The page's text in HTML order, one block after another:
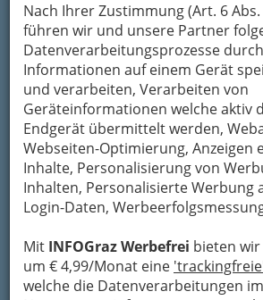
Nach Ihrer Zustimmung (Art. 6 Abs.
führen wir und unsere Partner
Datenverarbeitungsprozesse
Informationen auf einem Gerät
und verarbeiten, Verarbeiten von
Geräteinformationen welche aktiv
Endgerät übermittelt werden,
Webseiten-Optimierung, Anzeigen
Inhalte, Personalisierung von
Inhalten, Personalisierte Werbung
Login-Daten,
Mit INFOGraz Werbefrei bieten
um € 4,99/Monat eine
welche die Datenverarbeitungen
Antiquitätenhändlerin.
Übrigens:Second Handund
überschneiden sichzwar
keinesfalls dasselbe.
ihren Kunden
"Schönes aus alter
moderne Wohnen".
Die Waren stammen oft aus
die Österreich-Ungarische
vertreten.